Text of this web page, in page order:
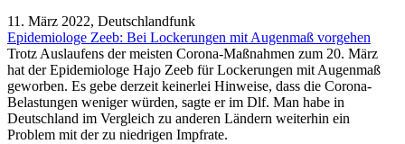
11. März 2022, Deutschlandfunk
Epidemiologe Zeeb: Bei Lockerungen mit Augenmaß vorgehen
Trotz Auslaufens der meisten Corona-Maßnahmen zum 20. März
hat der Epidemiologe Hajo Zeeb für Lockerungen mit Augenmaß
geworben. Es gebe derzeit keinerlei Hinweise, dass die Corona-
Belastungen weniger würden, sagte er im Dlf. Man habe in
Deutschland im Vergleich zu anderen Ländern weiterhin ein
Problem mit der zu niedrigen Impfrate.